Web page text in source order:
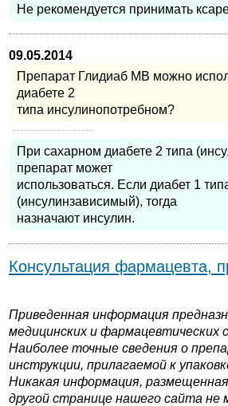
Не рекомендуется принимать
09.05.2014
Препарат Глидиаб МВ можно
диабете 2
типа инсулинопотребном?
При сахарном диабете 2 типа
препарат может
использоваться. Если диабет 1
(инсулинзависимый), тогда
назначают инсулин.
Консультация фармацевта,
Приведенная информация
медицинских и фармацевтических
Наиболее точные сведения о
инструкции, прилагаемой к
Никакая информация,
другой странице нашего сайта